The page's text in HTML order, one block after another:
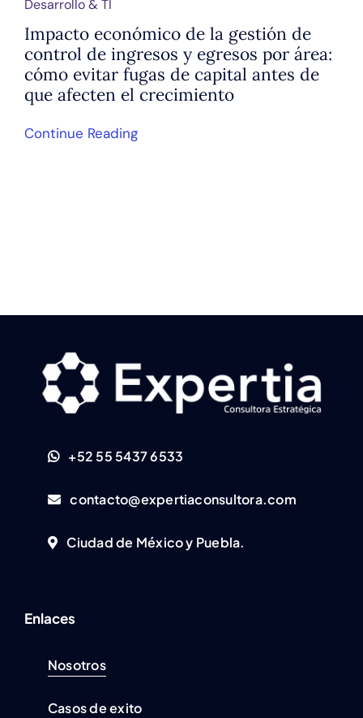
Desarrollo & TI
Impacto económico de la gestión de
control de ingresos y egresos por área:
cómo evitar fugas de capital antes de
que afecten el crecimiento
Continue Reading
+52 55 5437 6533
contacto@expertiaconsultora.com
Ciudad de México y Puebla.
Enlaces
Nosotros
Casos de exito